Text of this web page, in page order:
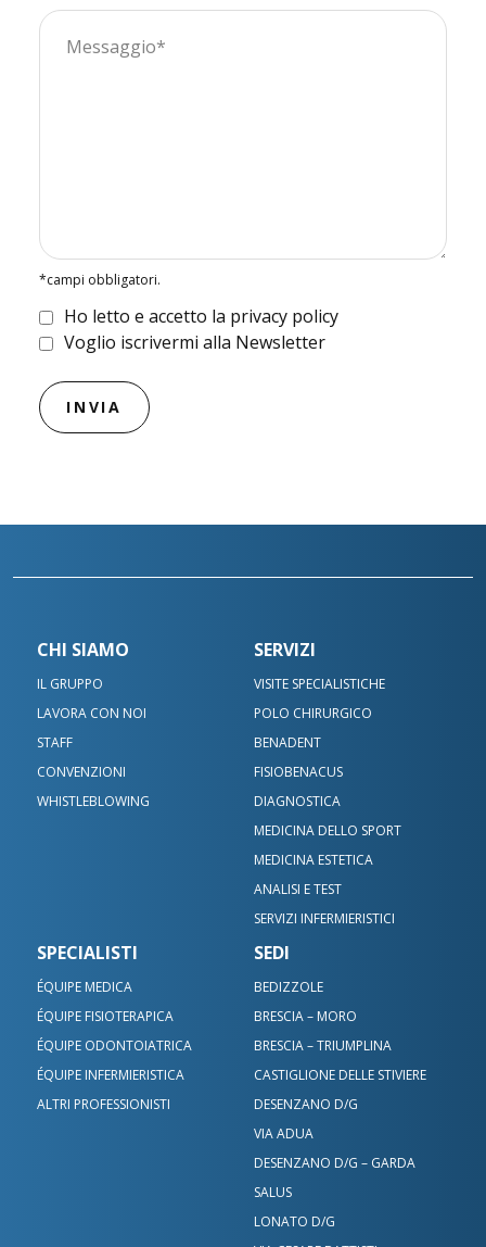
*campi obbligatori.
Ho letto e accetto la privacy policy
Voglio iscrivermi alla Newsletter
CHI SIAMO
IL GRUPPO
LAVORA CON NOI
STAFF
CONVENZIONI
WHISTLEBLOWING
SERVIZI
VISITE SPECIALISTICHE
POLO CHIRURGICO
BENADENT
FISIOBENACUS
DIAGNOSTICA
MEDICINA DELLO SPORT
MEDICINA ESTETICA
ANALISI E TEST
SERVIZI INFERMIERISTICI
SPECIALISTI
ÉQUIPE MEDICA
ÉQUIPE FISIOTERAPICA
ÉQUIPE ODONTOIATRICA
ÉQUIPE INFERMIERISTICA
ALTRI PROFESSIONISTI
SEDI
BEDIZZOLE
BRESCIA – MORO
BRESCIA – TRIUMPLINA
CASTIGLIONE DELLE STIVIERE
DESENZANO D/G
VIA ADUA
DESENZANO D/G – GARDA
SALUS
LONATO D/G